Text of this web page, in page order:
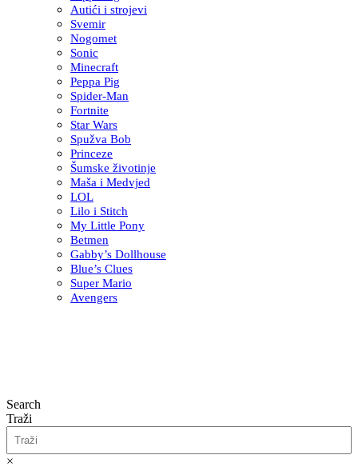
Autići i strojevi
Svemir
Nogomet
Sonic
Minecraft
Peppa Pig
Spider-Man
Fortnite
Star Wars
Spužva Bob
Princeze
Šumske životinje
Maša i Medvjed
LOL
Lilo i Stitch
My Little Pony
Betmen
Gabby’s Dollhouse
Blue’s Clues
Super Mario
Avengers
Search
Traži
×